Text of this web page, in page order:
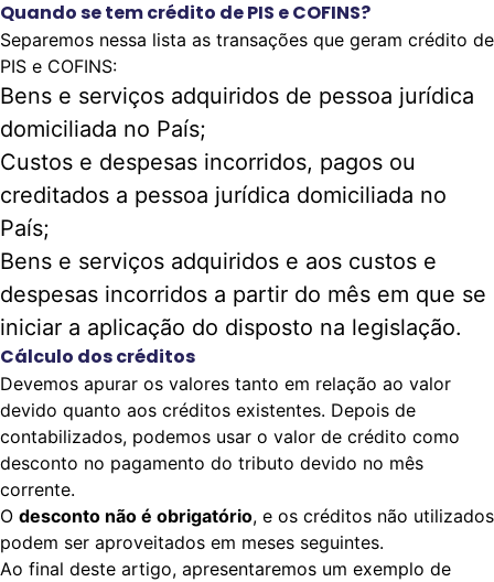
Quando se tem crédito de PIS e COFINS?
Separemos nessa lista as transações que geram crédito de
PIS e COFINS:
Bens e serviços adquiridos de pessoa jurídica
domiciliada no País;
Custos e despesas incorridos, pagos ou
creditados a pessoa jurídica domiciliada no
País;
Bens e serviços adquiridos e aos custos e
despesas incorridos a partir do mês em que se
iniciar a aplicação do disposto na legislação.
Cálculo dos créditos
Devemos apurar os valores tanto em relação ao valor
devido quanto aos créditos existentes. Depois de
contabilizados, podemos usar o valor de crédito como
desconto no pagamento do tributo devido no mês
corrente.
O desconto não é obrigatório, e os créditos não utilizados
podem ser aproveitados em meses seguintes.
Ao final deste artigo, apresentaremos um exemplo de